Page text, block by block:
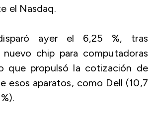
el Nasdaq.
ayer el 6,25 %, tras
nuevo chip para computadoras
que propulsó la cotización de
esos aparatos, como Dell (10,7